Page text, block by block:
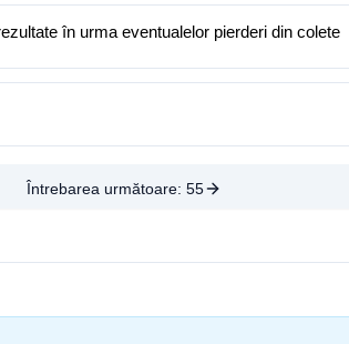
în urma eventualelor pierderi din colete
Întrebarea următoare: 55